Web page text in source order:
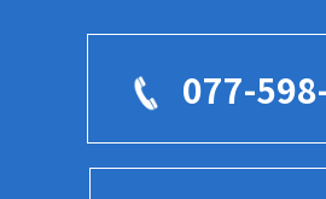
077-